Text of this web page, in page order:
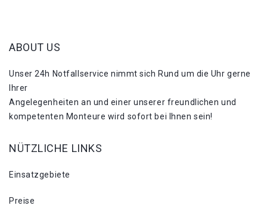
ABOUT US
Unser 24h Notfallservice nimmt sich Rund um die Uhr gerne
Ihrer
Angelegenheiten an und einer unserer freundlichen und
kompetenten Monteure wird sofort bei Ihnen sein!
NÜTZLICHE LINKS
Einsatzgebiete
Preise